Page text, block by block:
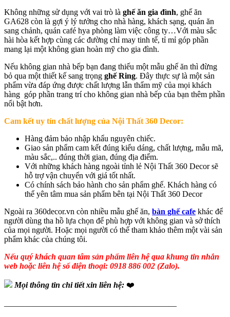
Không những sử dụng với vai trò là ghế ăn gia đình, ghế ăn
GA628 còn là gợi ý lý tưởng cho nhà hàng, khách sạng, quán ăn
sang chảnh, quán café hya phòng làm việc công ty…Với màu sắc
hài hòa kết hợp cùng các đường chỉ may tinh tế, tỉ mỉ góp phần
mang lại một không gian hoàn mỹ cho gia đình.
Nếu không gian nhà bếp bạn đang thiếu một mẫu ghế ăn thì đừng
bỏ qua một thiết kế sang trọng ghế Ring. Đây thực sự là một sản
phẩm vừa đáp ứng được chất lượng lẫn thẩm mỹ của mọi khách
hàng góp phần trang trí cho không gian nhà bếp của bạn thêm phần
nổi bật hơn.
Cam kết uy tín chất lượng của Nội Thất 360 Decor:
Hàng đảm bảo nhập khẩu nguyên chiếc.
Giao sản phẩm cam kết đúng kiểu dáng, chất lượng, mẫu mã,
màu sắc,.. đúng thời gian, đúng địa điểm.
Với những khách hàng ngoài tỉnh lẻ Nội Thất 360 Decor sẽ
hỗ trợ vận chuyển với giá tốt nhất.
Có chính sách bảo hành cho sản phẩm ghế. Khách hàng có
thể yên tâm mua sản phẩm bên tại Nội Thất 360 Decor
Ngoài ra 360decor.vn còn nhiều mẫu ghế ăn, bàn ghế cafe khác để
người dùng tha hồ lựa chọn để phù hợp với không gian và sở thích
của mọi người. Hoặc mọi người có thế tham khảo thêm một vài sản
phẩm khác của chúng tôi.
Nếu quý khách quan tâm sản phẩm liên hệ qua khung tin nhắn
web hoặc liên hệ số điện thoại: 0918 886 002 (Zalo).
Mọi thông tin chi tiết xin liên hệ: ❤️
—————————————————————